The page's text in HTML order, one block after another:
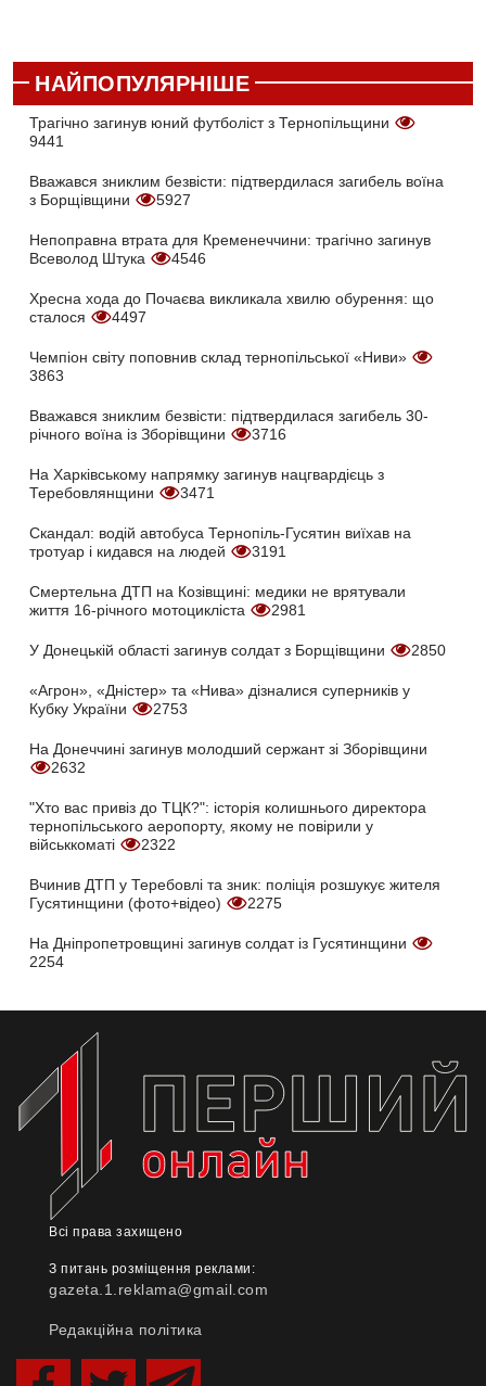
НАЙПОПУЛЯРНІШЕ
Трагічно загинув юний футболіст з Тернопільщини
9441
Вважався зниклим безвісти: підтвердилася загибель воїна
з Борщівщини
5927
Непоправна втрата для Кременеччини: трагічно загинув
Всеволод Штука
4546
Хресна хода до Почаєва викликала хвилю обурення: що
сталося
4497
Чемпіон світу поповнив склад тернопільської «Ниви»
3863
Вважався зниклим безвісти: підтвердилася загибель 30-
річного воїна із Зборівщини
3716
На Харківському напрямку загинув нацгвардієць з
Теребовлянщини
3471
Скандал: водій автобуса Тернопіль-Гусятин виїхав на
тротуар і кидався на людей
3191
Смертельна ДТП на Козівщині: медики не врятували
життя 16-річного мотоцикліста
2981
У Донецькій області загинув солдат з Борщівщини 2850
«Агрон», «Дністер» та «Нива» дізналися суперників у
Кубку України
2753
На Донеччині загинув молодший сержант зі Зборівщини
2632
"Хто вас привіз до ТЦК?": історія колишнього директора
тернопільського аеропорту, якому не повірили у
військкоматі
2322
Вчинив ДТП у Теребовлі та зник: поліція розшукує жителя
Гусятинщини (фото+відео)
2275
На Дніпропетровщині загинув солдат із Гусятинщини
2254
Всі права захищено
З питань розміщення реклами:
gazeta.1.reklama@gmail.com
Редакційна політика